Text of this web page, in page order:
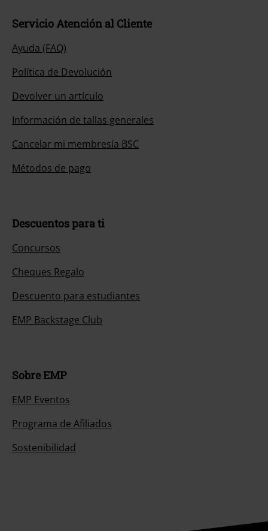
Servicio Atención al Cliente
Ayuda (FAQ)
Política de Devolución
Devolver un artículo
Información de tallas generales
Cancelar mi membresía BSC
Métodos de pago
Descuentos para ti
Concursos
Cheques Regalo
Descuento para estudiantes
EMP Backstage Club
Sobre EMP
EMP Eventos
Programa de Afiliados
Sostenibilidad